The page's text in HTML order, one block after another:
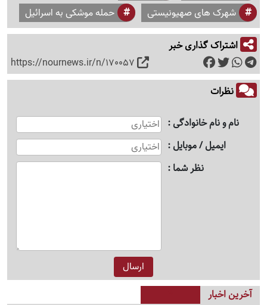
شهرک های صهیونیستی
حمله موشکی به اسرائیل
اشتراک گذاری خبر
https://nournews.ir/n/170057
نظرات
نام و نام خانوادگی
ایمیل / موبایل
نظر شما
آخرین اخبار